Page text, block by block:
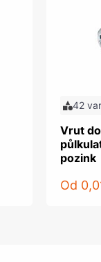
42
Vrut
pozink
Od